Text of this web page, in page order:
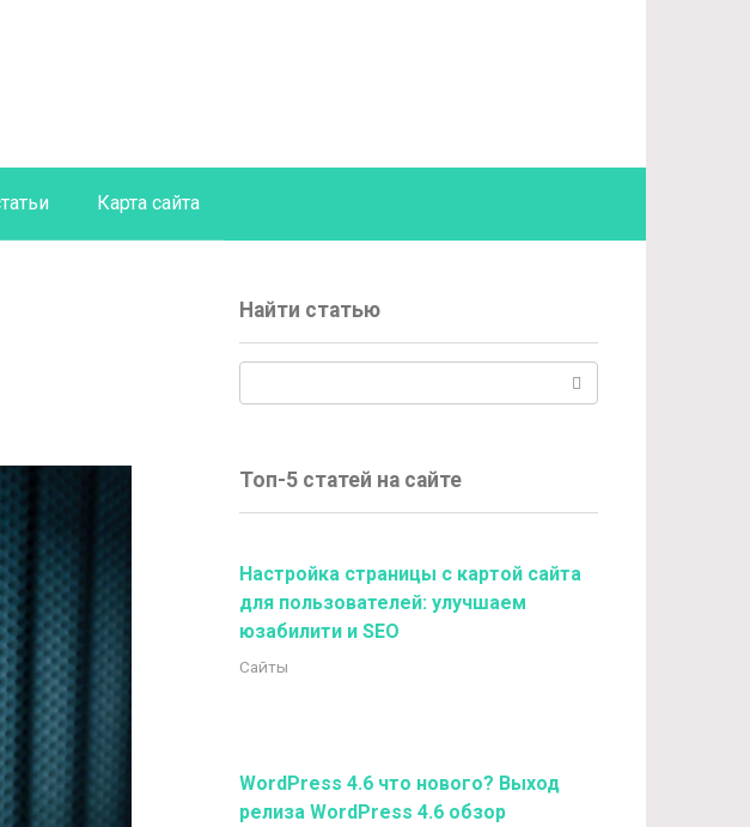
Карта сайта
Найти статью
Топ-5 статей на сайте
Настройка страницы с картой сайта
для пользователей: улучшаем
юзабилити и SEO
Сайты
WordPress 4.6 что нового? Выход
релиза WordPress 4.6 обзор